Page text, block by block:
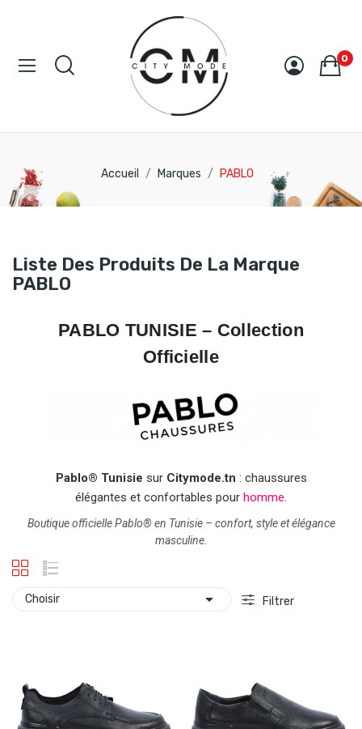
0
Accueil Marques PABLO
Liste Des Produits De La Marque
PABLO
PABLO TUNISIE– Collection
Officielle
Pablo® Tunisie sur Citymode.tn : chaussures
élégantes et confortables pour homme.
Boutique officielle Pablo® en Tunisie – confort, style et élégance
masculine.
Choisir  Filtrer